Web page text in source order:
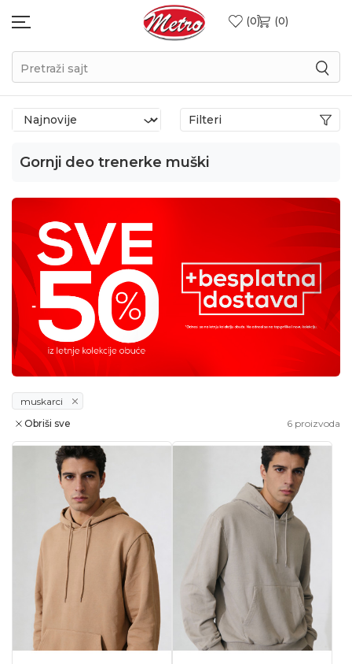
0 0
Pretraži sajt
Gornji deo trenerke muški
Filteri
muskarci
6 proizvoda
Obriši sve